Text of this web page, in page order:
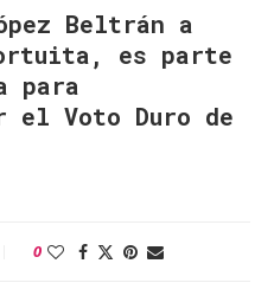
Beltrán a
es parte
para
Voto Duro de
0